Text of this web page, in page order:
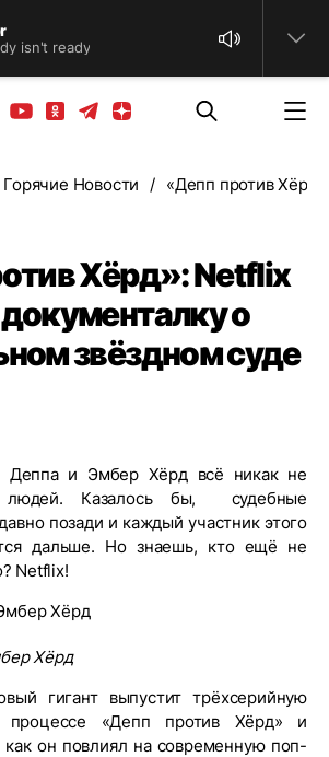
isn't ready
YoutubeОдноклассники
ТелеграмЯндекс дзен
Горячие Новости «Депп против
Хёрд»: Netflix
о
звёздном суде
Деппа и Эмбер Хёрд всё никак не
людей. Казалось бы, судебные
позади и каждый участник этого
дальше. Но знаешь, кто ещё не
Netflix!
Хёрд
гигант выпустит трёхсерийную
процессе «Депп против Хёрд» и
как он повлиял на современную поп-